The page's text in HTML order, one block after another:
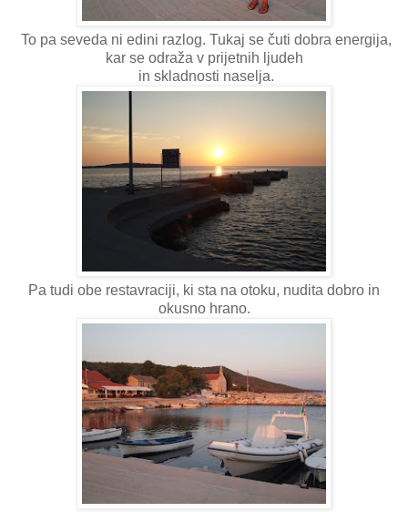
To pa seveda ni edini razlog. Tukaj se čuti dobra energija,
kar se odraža v prijetnih ljudeh
in skladnosti naselja.
Pa tudi obe restavraciji, ki sta na otoku, nudita dobro in
okusno hrano.